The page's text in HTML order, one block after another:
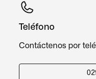
Teléfono
Contáctenos por